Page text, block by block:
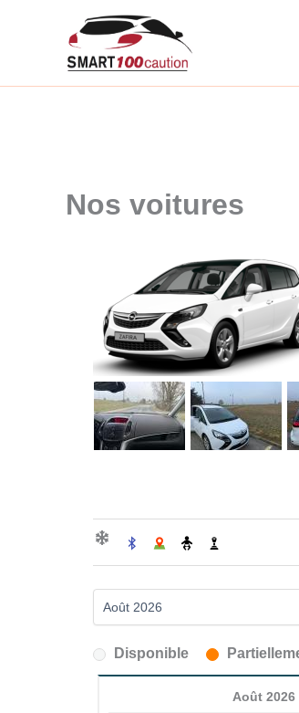
Nos voitures
Disponible
Août 2026